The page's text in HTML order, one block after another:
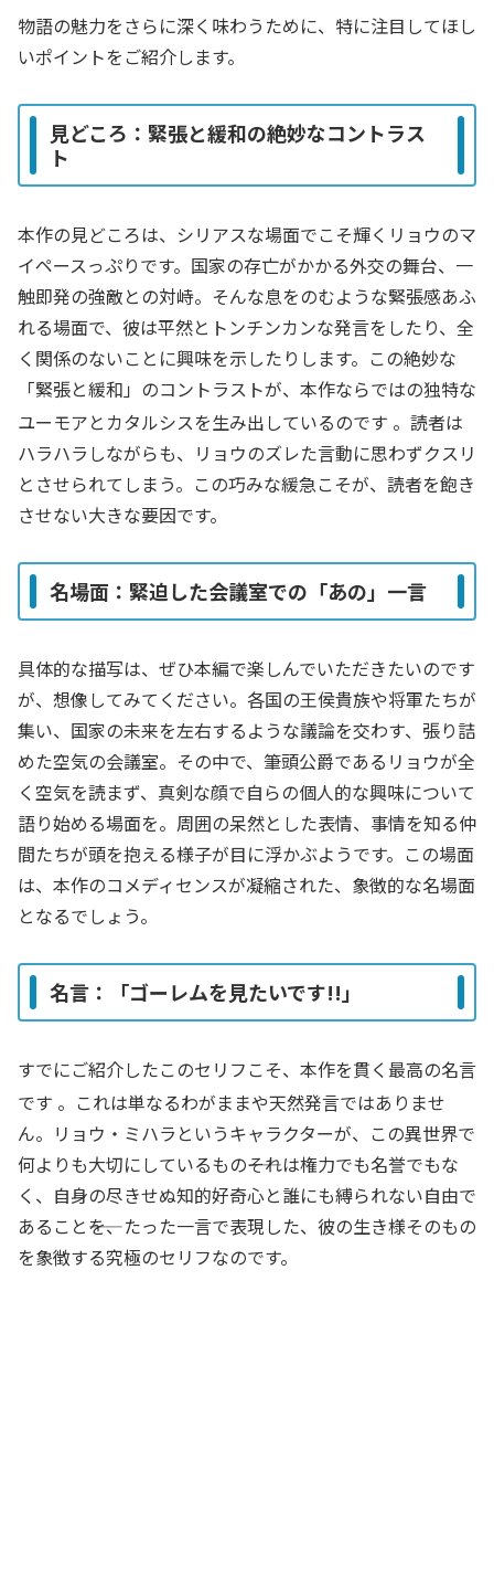
物語の魅力をさらに深く味わうために、特に注目してほし
いポイントをご紹介します。
見どころ：緊張と緩和の絶妙なコントラス
ト
本作の見どころは、シリアスな場面でこそ輝くリョウのマ
イペースっぷりです。国家の存亡がかかる外交の舞台、一
触即発の強敵との対峙。そんな息をのむような緊張感あふ
れる場面で、彼は平然とトンチンカンな発言をしたり、全
く関係のないことに興味を示したりします。この絶妙な
「緊張と緩和」のコントラストが、本作ならではの独特な
ユーモアとカタルシスを生み出しているのです 。読者は
ハラハラしながらも、リョウのズレた言動に思わずクスリ
とさせられてしまう。この巧みな緩急こそが、読者を飽き
させない大きな要因です。
名場面：緊迫した会議室での「あの」一言
具体的な描写は、ぜひ本編で楽しんでいただきたいのです
が、想像してみてください。各国の王侯貴族や将軍たちが
集い、国家の未来を左右するような議論を交わす、張り詰
めた空気の会議室。その中で、筆頭公爵であるリョウが全
く空気を読まず、真剣な顔で自らの個人的な興味について
語り始める場面を。周囲の呆然とした表情、事情を知る仲
間たちが頭を抱える様子が目に浮かぶようです。この場面
は、本作のコメディセンスが凝縮された、象徴的な名場面
となるでしょう。
名言：「ゴーレムを見たいです!!」
すでにご紹介したこのセリフこそ、本作を貫く最高の名言
です 。これは単なるわがままや天然発言ではありませ
ん。リョウ・ミハラというキャラクターが、この異世界で
何よりも大切にしているもの――それは権力でも名誉でもな
く、自身の尽きせぬ知的好奇心と誰にも縛られない自由で
あること――を、たった一言で表現した、彼の生き様そのもの
を象徴する究極のセリフなのです。